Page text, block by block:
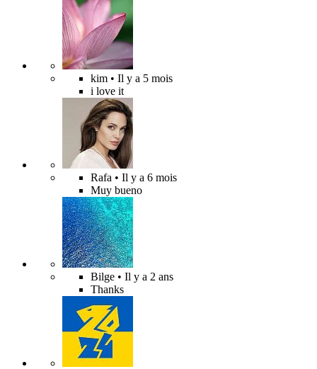
kim • Il y a 5 mois
i love it
Rafa • Il y a 6 mois
Muy bueno
Bilge • Il y a 2 ans
Thanks